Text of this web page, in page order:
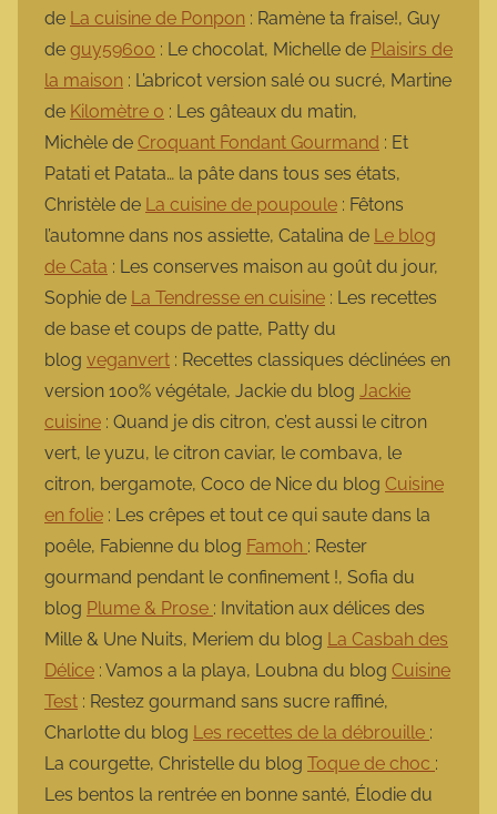
de La cuisine de Ponpon : Ramène ta fraise!, Guy
de guy59600 : Le chocolat, Michelle de Plaisirs de
la maison : L’abricot version salé ou sucré, Martine
de Kilomètre 0 : Les gâteaux du matin,
Michèle de Croquant Fondant Gourmand : Et
Patati et Patata… la pâte dans tous ses états,
Christèle de La cuisine de poupoule : Fêtons
l’automne dans nos assiette, Catalina de Le blog
de Cata : Les conserves maison au goût du jour,
Sophie de La Tendresse en cuisine : Les recettes
de base et coups de patte, Patty du
blog veganvert : Recettes classiques déclinées en
version 100% végétale, Jackie du blog Jackie
cuisine : Quand je dis citron, c’est aussi le citron
vert, le yuzu, le citron caviar, le combava, le
citron, bergamote, Coco de Nice du blog Cuisine
en folie : Les crêpes et tout ce qui saute dans la
poêle, Fabienne du blog Famoh : Rester
gourmand pendant le confinement !, Sofia du
blog Plume & Prose : Invitation aux délices des
Mille & Une Nuits, Meriem du blog La Casbah des
Délice : Vamos a la playa, Loubna du blog Cuisine
Test : Restez gourmand sans sucre raffiné,
Charlotte du blog Les recettes de la débrouille :
La courgette, Christelle du blog Toque de choc :
Les bentos la rentrée en bonne santé, Élodie du